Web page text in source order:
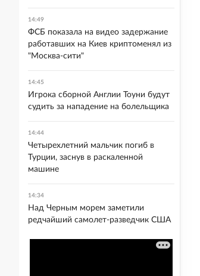
14:49
ФСБ показала на видео задержание
работавших на Киев криптоменял из
"Москва-сити"
14:45
Игрока сборной Англии Тоуни будут
судить за нападение на болельщика
14:44
Четырехлетний мальчик погиб в
Турции, заснув в раскаленной
машине
14:34
Над Черным морем заметили
редчайший самолет-разведчик США